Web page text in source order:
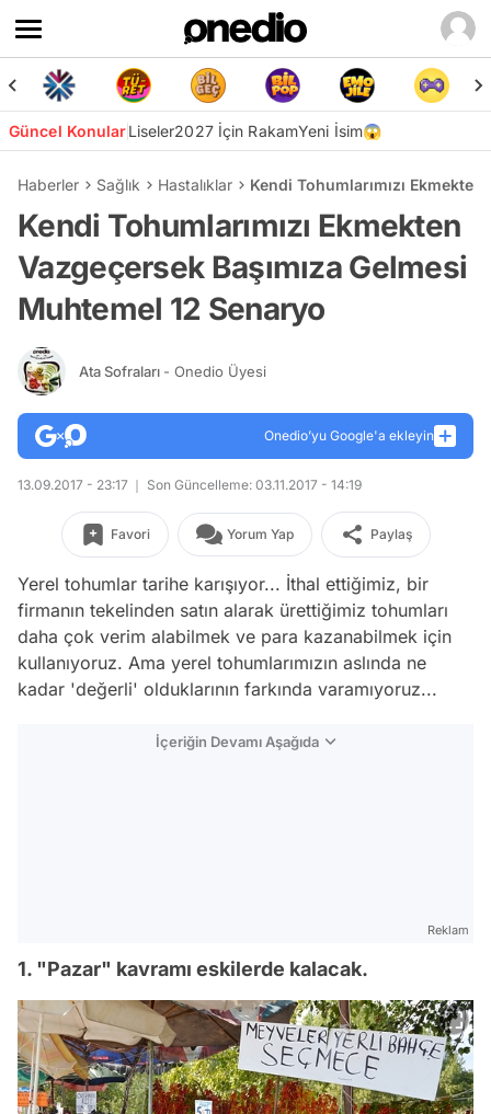
Güncel KonularLiseler2027 İçin RakamYeni İsim😱
Haberler Sağlık Hastalıklar Kendi Tohumlarımızı
Kendi Tohumlarımızı Ekmekten
Vazgeçersek Başımıza Gelmesi
Muhtemel 12 Senaryo
Ata Sofraları - Onedio Üyesi
Onedio’yu Google'a ekleyin
13.09.2017 - 23:17 Son Güncelleme: 03.11.2017 - 14:19
Favori Yorum Yap Paylaş
Yerel tohumlar tarihe karışıyor... İthal ettiğimiz, bir
firmanın tekelinden satın alarak ürettiğimiz tohumları
daha çok verim alabilmek ve para kazanabilmek için
kullanıyoruz. Ama yerel tohumlarımızın aslında ne
kadar 'değerli' olduklarının farkında varamıyoruz...
İçeriğin Devamı Aşağıda
Reklam
1. "Pazar" kavramı eskilerde kalacak.